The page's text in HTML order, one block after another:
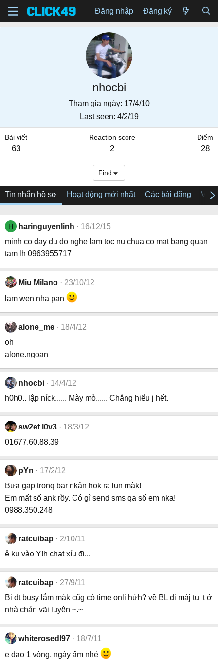
Đăng nhập Đăng ký
nhocbi
Tham gia ngày 17/4/10
Last seen 4/2/19
Bài viết
63
Reaction score
2
Điểm
28
Find
Tin nhắn hồ sơ Hoạt động mới nhất Các bài đăng Về
H haringuyenlinh
16/12/15
minh co day du do nghe lam toc nu chua co mat bang quan
tam lh 0963955717
Miu Milano
23/10/12
lam wen nha pan
alone_me
18/4/12
oh
alone.ngoan
nhocbi
14/4/12
h0h0.. lập níck...... Mày mò...... Chẳng hiểu j hết.
sw2et.l0v3
18/3/12
01677.60.88.39
pYn
17/2/12
Bữa gặp tronq bar nkận hok ra lun màk!
Em mất số ank rồy. Có gì send sms qa số em nka!
0988.350.248
ratcuibap
2/10/11
ê ku vào Y!h chat xíu đi...
ratcuibap
27/9/11
Bi dt busy lắm màk cũg có time onli hửh? về BL đi màj tụi t ở
nhà chán vãi luyện ~.~
whiterosedl97
18/7/11
e dạo 1 vòng, ngày ấm nhé